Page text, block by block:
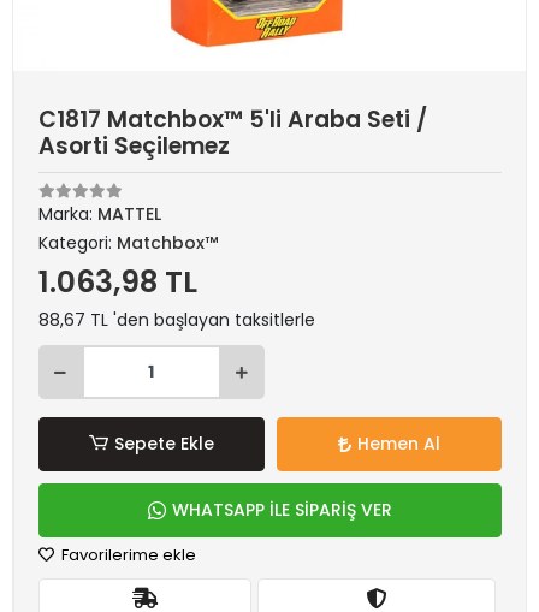
C1817 Matchbox™ 5'li Araba Seti /
Asorti Seçilemez
Marka: MATTEL
Kategori: Matchbox™
1.063,98 TL
88,67 TL 'den başlayan taksitlerle
Sepete Ekle Hemen Al
WHATSAPP İLE SİPARİŞ VER
Favorilerime ekle